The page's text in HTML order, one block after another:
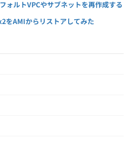
ォルトVPCやサブネットを再作成する
をAMIからリストアしてみた